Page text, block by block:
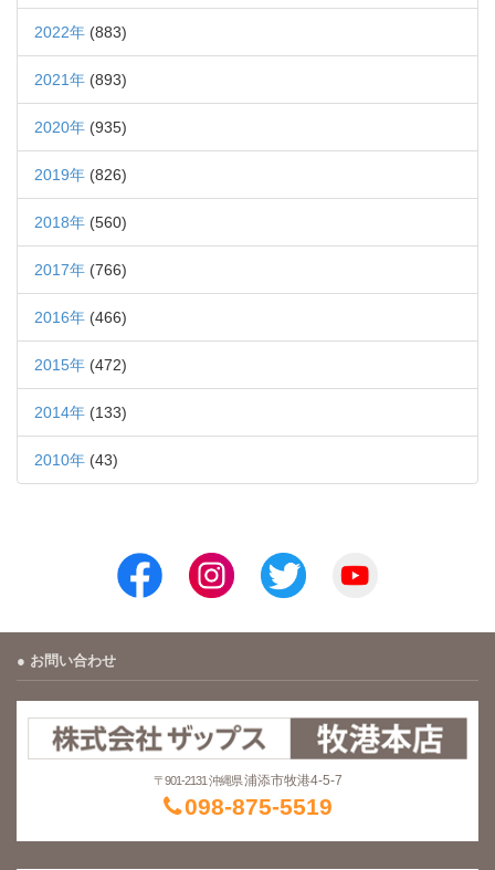
2022年 (883)
2021年 (893)
2020年 (935)
2019年 (826)
2018年 (560)
2017年 (766)
2016年 (466)
2015年 (472)
2014年 (133)
2010年 (43)
お問い合わせ
〒901-2131 沖縄県 浦添市牧港4-5-7
098-875-5519